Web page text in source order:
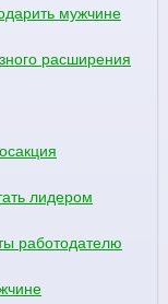
мужчине
расширения
лидером
работодателю